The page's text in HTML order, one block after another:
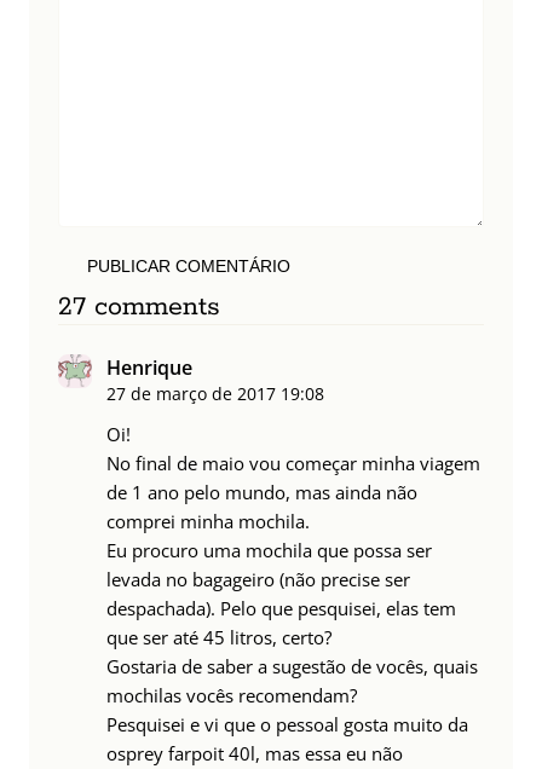
PUBLICAR COMENTÁRIO
27 comments
Henrique
27 de março de 2017 19:08
Oi!
No final de maio vou começar minha viagem
de 1 ano pelo mundo, mas ainda não
comprei minha mochila.
Eu procuro uma mochila que possa ser
levada no bagageiro (não precise ser
despachada). Pelo que pesquisei, elas tem
que ser até 45 litros, certo?
Gostaria de saber a sugestão de vocês, quais
mochilas vocês recomendam?
Pesquisei e vi que o pessoal gosta muito da
osprey farpoit 40l, mas essa eu não